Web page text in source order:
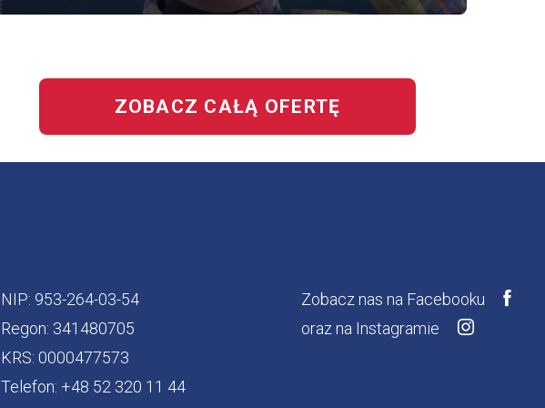
OFERTĘ
ZOBACZ CAŁĄ OFERTĘ
NIP: 953-264-03-54
Regon: 341480705
KRS: 0000477573
Telefon: +48 52 320 11 44
Zobacz nas na Facebooku
oraz na Instagramie